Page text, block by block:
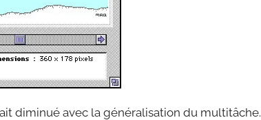
ait diminué avec la généralisation du multitâche.